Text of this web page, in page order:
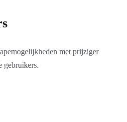
met prijziger
gebruikers.